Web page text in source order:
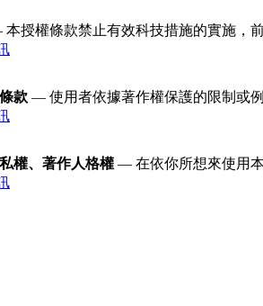
授權條款禁止有效科技措施的實施，前
款 — 使用者依據著作權保護的限制或
權、著作人格權 — 在依你所想來使用